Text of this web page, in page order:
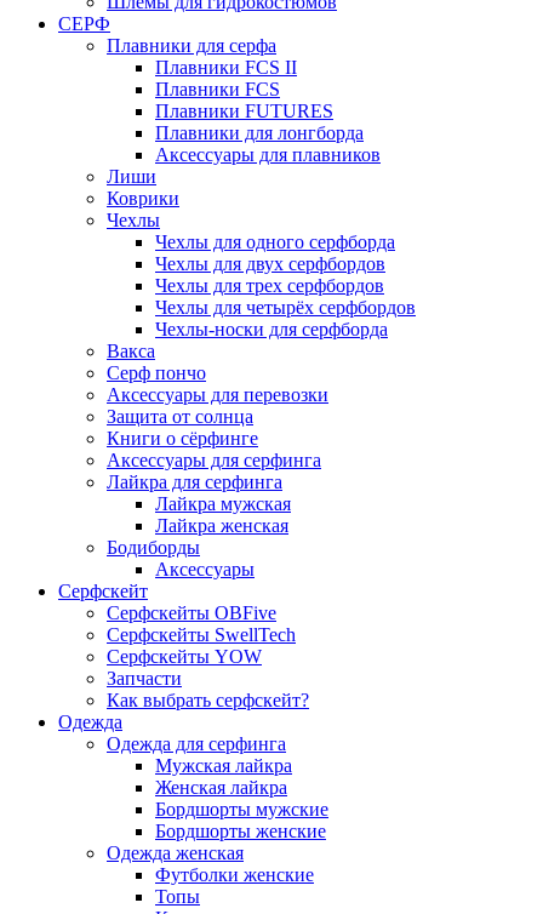
СЕРФ
Плавники для серфа
Плавники FCS II
Плавники FCS
Плавники FUTURES
Плавники для лонгборда
Аксессуары для плавников
Лиши
Коврики
Чехлы
Чехлы для одного серфборда
Чехлы для двух серфбордов
Чехлы для трех серфбордов
Чехлы для четырёх серфбордов
Чехлы-носки для серфборда
Вакса
Серф пончо
Аксессуары для перевозки
Защита от солнца
Книги о сёрфинге
Аксессуары для серфинга
Лайкра для серфинга
Лайкра мужская
Лайкра женская
Бодиборды
Аксессуары
Серфскейт
Серфскейты OBFive
Серфскейты SwellTech
Серфскейты YOW
Запчасти
Как выбрать серфскейт?
Одежда
Одежда для серфинга
Мужская лайкра
Женская лайкра
Бордшорты мужские
Бордшорты женские
Одежда женская
Футболки женские
Топы